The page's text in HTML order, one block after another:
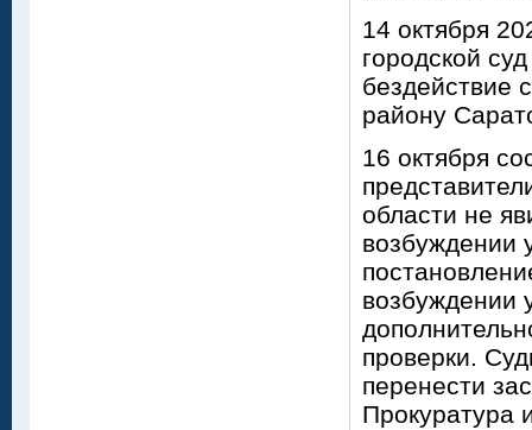
14 октября
городской
бездействие
району
16 октября
области не
возбуждении
возбуждении
проверки.
перенести
Прокуратура